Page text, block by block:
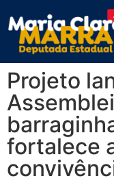
Projeto
fortalece